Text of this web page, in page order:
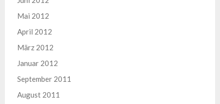
Mai 2012
April 2012
März 2012
Januar 2012
September 2011
August 2011